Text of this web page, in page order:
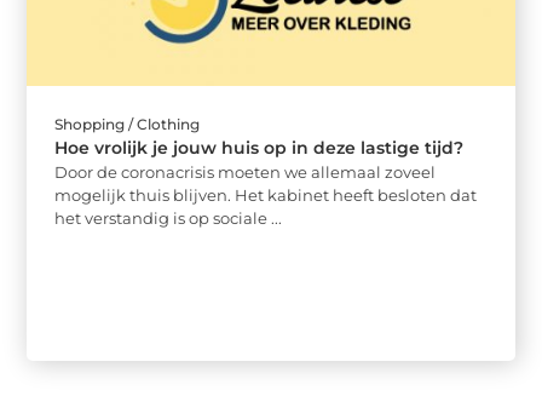
Shopping / Clothing
Hoe vrolijk je jouw huis op in deze lastige tijd?
Door de coronacrisis moeten we allemaal zoveel
mogelijk thuis blijven. Het kabinet heeft besloten dat
het verstandig is op sociale ...